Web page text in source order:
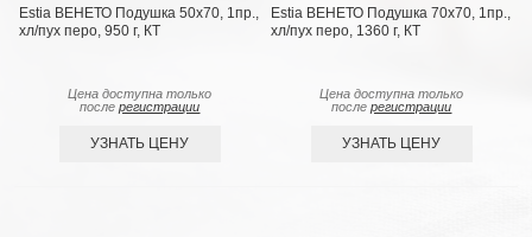
Estia ВЕНЕТО Подушка 50х70, 1пр.,
хл/пух перо, 950 г, КТ
Цена доступна только
послерегистрации
УЗНАТЬ ЦЕНУ
Estia ВЕНЕТО Подушка 70х70, 1пр.,
хл/пух перо, 1360 г, КТ
Цена доступна только
послерегистрации
УЗНАТЬ ЦЕНУ